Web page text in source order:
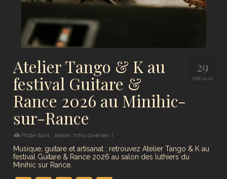
29
JAN 2026
Atelier Tango & K au
festival Guitare &
Rance 2026 au Minihic-
sur-Rance
Posté dans : Atelier, Infos diverses
Musique, guitare et artisanat : retrouvez Atelier Tango & K au
festival Guitare & Rance 2026 au salon des luthiers du
Minihic sur Rance.